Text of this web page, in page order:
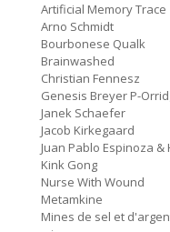
HD Hachoir
#77 Quartz Locked
f = (2.5)
#76 Carter Tutti Void
Called Again
#75 Philip Jeck
Bus Station
#74 Shit And Shine
Artificial Memory Trace
Arno Schmidt
Bourbonese Qualk
Brainwashed
Christian Fennesz
Genesis Breyer P-
Janek Schaefer
Jacob Kirkegaard
Juan Pablo Espinoza &
Kink Gong
Nurse With Wound
Metamkine
Mines de sel et